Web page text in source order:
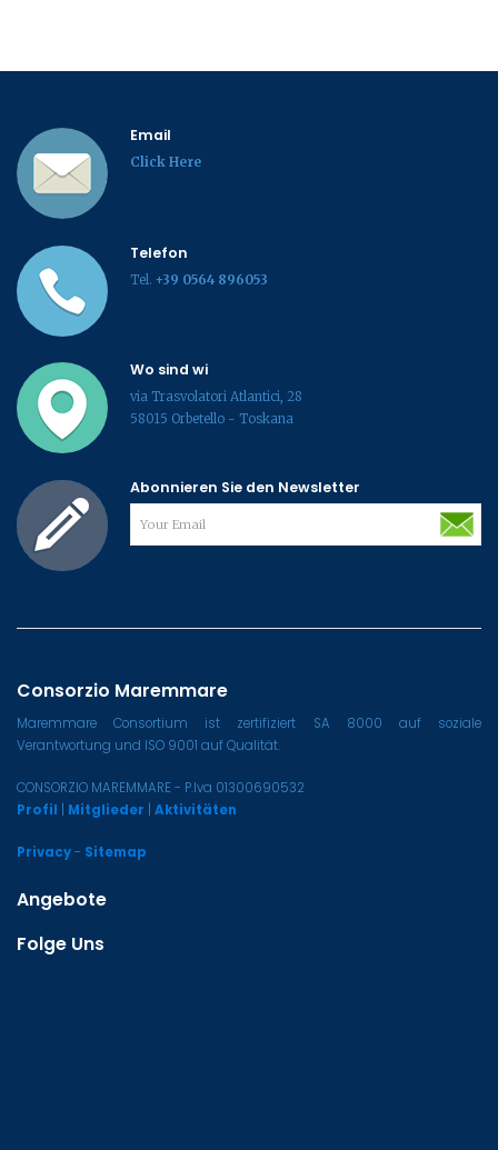
Email
Click Here
Telefon
Tel. +39 0564 896053
Wo sind wi
via Trasvolatori Atlantici, 28
58015 Orbetello - Toskana
Abonnieren Sie den Newsletter
Consorzio Maremmare
Maremmare Consortium ist zertifiziert SA 8000 auf soziale
Verantwortung und ISO 9001 auf Qualität.
CONSORZIO MAREMMARE - P.Iva 01300690532
Profil
Mitglieder Aktivitäten
Privacy- Sitemap
Angebote
Folge Uns